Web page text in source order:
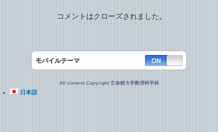
コメントはクローズされました。
モバイルテーマ
All content Copyright 立命館大学数理科学科
日本語